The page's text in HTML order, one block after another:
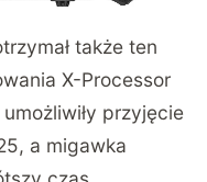
także ten
X-Processor
przyjęcie
a migawka